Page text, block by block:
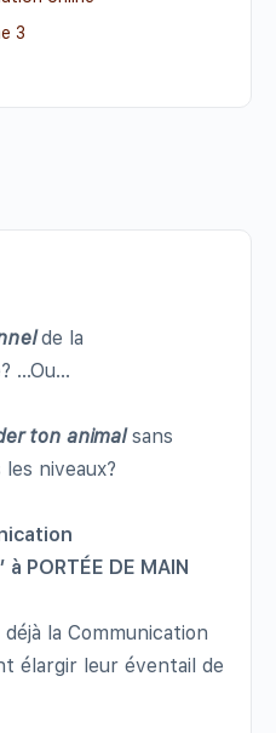
3
de la
…Ou…
ton animalsans
niveaux?
à PORTÉE DE MAIN
la Communication
élargir leur éventail de